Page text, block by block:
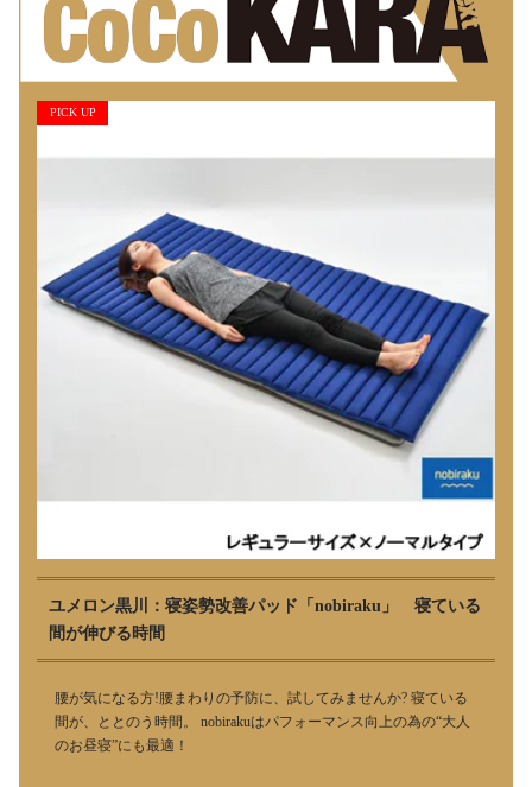
PICK UP
ユメロン黒川：寝姿勢改善パッド「nobiraku」 寝ている
間が伸びる時間
腰が気になる方!腰まわりの予防に、試してみませんか? 寝ている
間が、ととのう時間。 nobirakuはパフォーマンス向上の為の“大人
のお昼寝”にも最適！